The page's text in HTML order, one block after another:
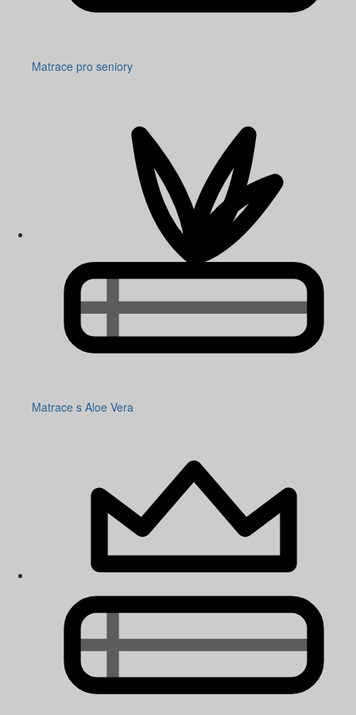
Matrace pro seniory
Matrace s Aloe Vera